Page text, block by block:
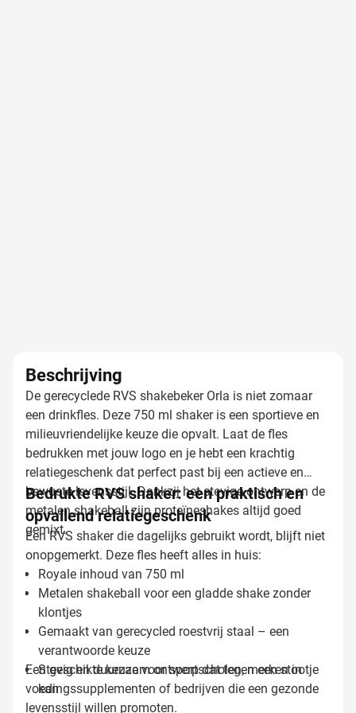
Beschrijving
De gerecyclede RVS shakebeker Orla is niet zomaar
een drinkfles. Deze 750 ml shaker is een sportieve en
milieuvriendelijke keuze die opvalt. Laat de fles
bedrukken met jouw logo en je hebt een krachtig
relatiegeschenk dat perfect past bij een actieve en
bewuste levensstijl. Dankzij het stevige ontwerp en de
metalen shakeball zijn proteïneshakes altijd goed
gemixt.
Bedrukte RVS shaker: een praktisch en
opvallend relatiegeschenk
Een RVS shaker die dagelijks gebruikt wordt, blijft niet
onopgemerkt. Deze fles heeft alles in huis:
Royale inhoud van 750 ml
Metalen shakeball voor een gladde shake zonder
klontjes
Gemaakt van gerecycled roestvrij staal – een
verantwoorde keuze
Stevig en duurzaam ontwerp dat tegen een stootje
kan
Een geschikte keuze voor sportscholen, merken in
voedingssupplementen of bedrijven die een gezonde
levensstijl willen promoten.